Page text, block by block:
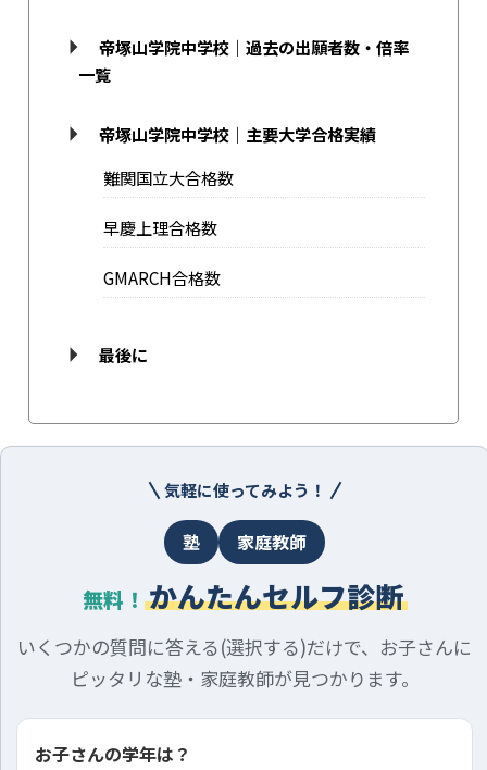
帝塚山学院中学校｜過去の出願者数・倍率
一覧
帝塚山学院中学校｜主要大学合格実績
難関国立大合格数
早慶上理合格数
GMARCH合格数
最後に
気軽に使ってみよう！
塾 家庭教師
無料！ かんたんセルフ診断
いくつかの質問に答える(選択する)だけで、お子さんに
ピッタリな塾・家庭教師が見つかります。
お子さんの学年は？